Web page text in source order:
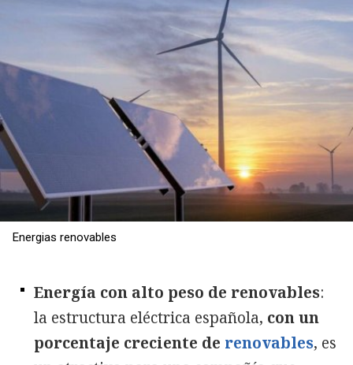
Energias renovables
Energía con alto peso de renovables:
la estructura eléctrica española, con un
porcentaje creciente de renovables, es